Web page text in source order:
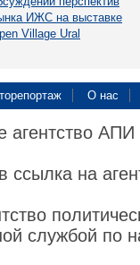
ИЖС на выставке
Village Ural
О нас
агентство
ссылка на
службой по